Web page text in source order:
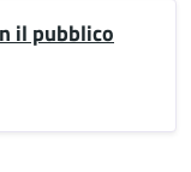
il pubblico